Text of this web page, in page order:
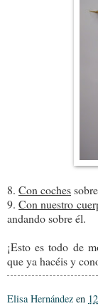
8. Con coches
9.Con nuestro
andando sobre él.
¡Esto es todo de
que ya hacéis y
Elisa Hernández en